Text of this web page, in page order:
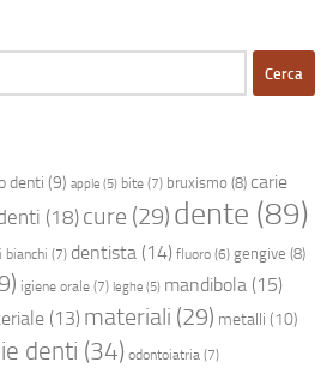
denti (9) apple (5) bite (7) bruxismo (8) carie
(18) cure (29) dente (89)
bianchi (7) dentista (14) fluoro (6) gengive (8)
igiene orale (7) leghe (5) mandibola (15)
(13) materiali (29) metalli (10)
denti (34) odontoiatria (7)